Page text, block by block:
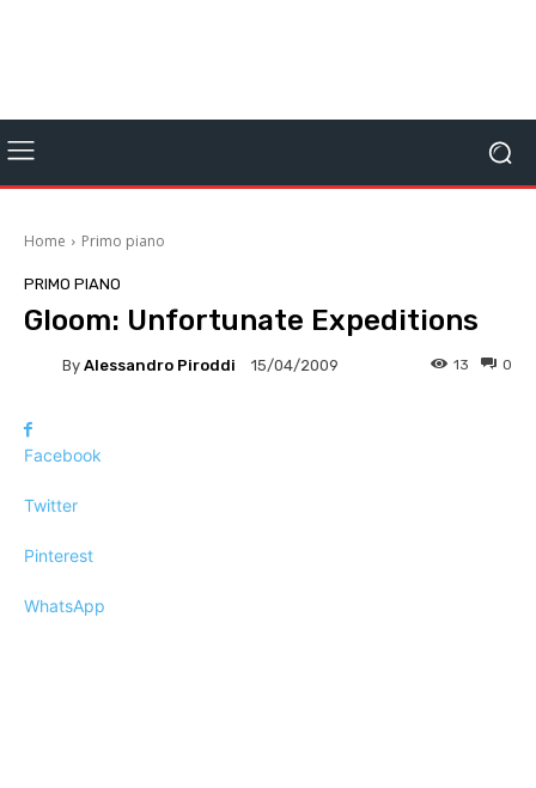
Home Primo piano
PRIMO PIANO
Gloom: Unfortunate Expeditions
By Alessandro Piroddi 15/04/2009 0
13
Facebook
Twitter
Pinterest
WhatsApp